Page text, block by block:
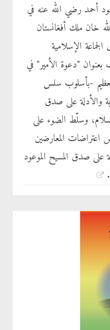
أحمد رضي الله عنه في
الله خان ملك أفغانستان
الإسلامية
"دعوة الأمير" في
-بأسلوب سلس
والأدلة على صدق
وسلّط الضوء على
بعض اعتراضات المعارضين
على صدق المسيح الموعود